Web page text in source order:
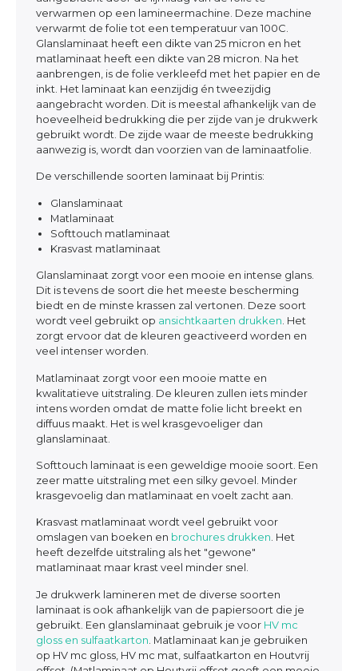
verwarmen op een lamineermachine. Deze machine
verwarmt de folie tot een temperatuur van 100C.
Glanslaminaat heeft een dikte van 25 micron en het
matlaminaat heeft een dikte van 28 micron. Na het
aanbrengen, is de folie verkleefd met het papier en de
inkt. Het laminaat kan eenzijdig én tweezijdig
aangebracht worden. Dit is meestal afhankelijk van de
hoeveelheid bedrukking die per zijde van je drukwerk
gebruikt wordt. De zijde waar de meeste bedrukking
aanwezig is, wordt dan voorzien van de laminaatfolie.
De verschillende soorten laminaat bij Printis:
Glanslaminaat
Matlaminaat
Softtouch matlaminaat
Krasvast matlaminaat
Glanslaminaat zorgt voor een mooie en intense glans.
Dit is tevens de soort die het meeste bescherming
biedt en de minste krassen zal vertonen. Deze soort
wordt veel gebruikt op ansichtkaarten drukken . Het
zorgt ervoor dat de kleuren geactiveerd worden en
veel intenser worden.
Matlaminaat zorgt voor een mooie matte en
kwalitatieve uitstraling. De kleuren zullen iets minder
intens worden omdat de matte folie licht breekt en
diffuus maakt. Het is wel krasgevoeliger dan
glanslaminaat.
Softtouch laminaat is een geweldige mooie soort. Een
zeer matte uitstraling met een silky gevoel. Minder
krasgevoelig dan matlaminaat en voelt zacht aan.
Krasvast matlaminaat wordt veel gebruikt voor
omslagen van boeken en brochures drukken. Het
heeft dezelfde uitstraling als het "gewone"
matlaminaat maar krast veel minder snel.
Je drukwerk lamineren met de diverse soorten
laminaat is ook afhankelijk van de papiersoort die je
gebruikt. Een glanslaminaat gebruik je voor HV mc
gloss en sulfaatkarton . Matlaminaat kan je gebruiken
op HV mc gloss, HV mc mat, sulfaatkarton en Houtvrij